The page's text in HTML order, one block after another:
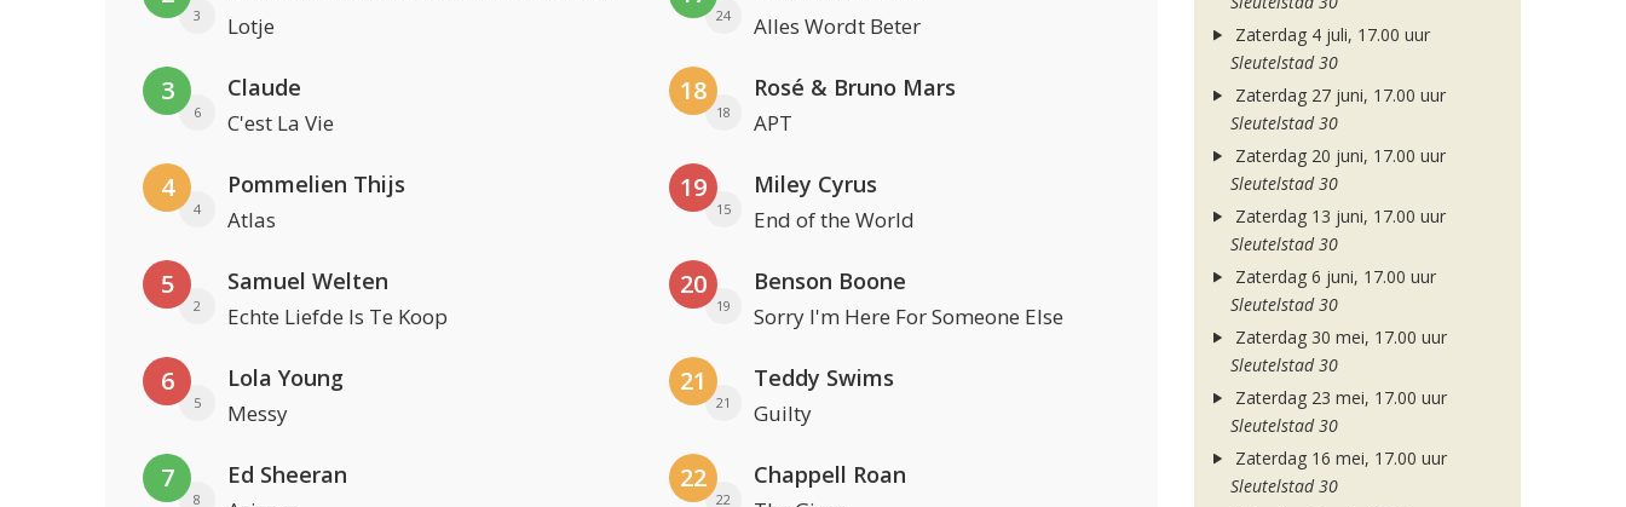
3 Lotje
3
6
Claude
C'est La Vie
4
4
Pommelien Thijs
Atlas
5
2
Samuel Welten
Echte Liefde Is Te Koop
6
5
Lola Young
Messy
7
8
Ed Sheeran
24 Alles Wordt Beter
18
18
Rosé & Bruno Mars
APT
19
15
Miley Cyrus
End of the World
20
19
Benson Boone
Sorry I'm Here For Someone Else
21
21
Teddy Swims
Guilty
22
22
Chappell Roan
Zaterdag 4 juli, 17.00 uur
Sleutelstad 30
Zaterdag 27 juni, 17.00 uur
Sleutelstad 30
Zaterdag 20 juni, 17.00 uur
Sleutelstad 30
Zaterdag 13 juni, 17.00 uur
Sleutelstad 30
Zaterdag 6 juni, 17.00 uur
Sleutelstad 30
Zaterdag 30 mei, 17.00 uur
Sleutelstad 30
Zaterdag 23 mei, 17.00 uur
Sleutelstad 30
Zaterdag 16 mei, 17.00 uur
Sleutelstad 30